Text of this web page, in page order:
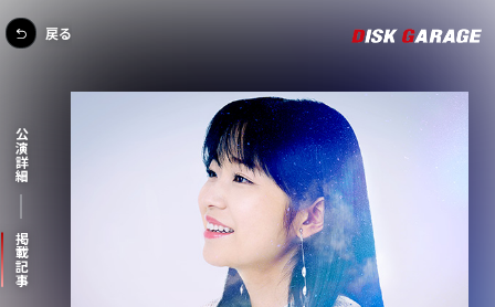
公演詳細
掲載記事
戻る